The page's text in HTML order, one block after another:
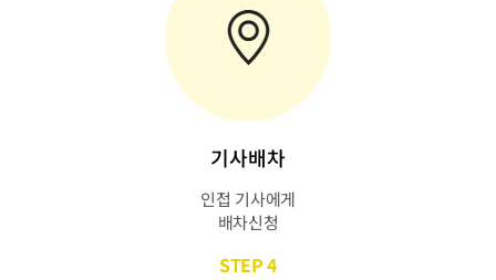
기사배차
인접 기사에게
배차신청
STEP 4